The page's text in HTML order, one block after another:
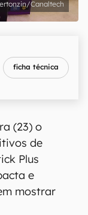
Canaltech
ficha técnica
(23) o
de
Plus
e
mostrar